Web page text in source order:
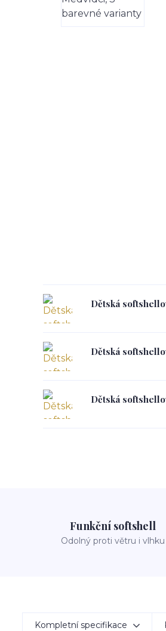
Dětská
Dětská
Dětská
Funkční softshell
Odolný proti větru i vlhku
Kompletní specifikace